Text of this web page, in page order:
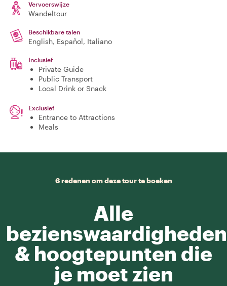
Vervoerswijze
Wandeltour
Beschikbare talen
English, Español, Italiano
Inclusief
Private Guide
Public Transport
Local Drink or Snack
Exclusief
Entrance to Attractions
Meals
6 redenen om deze tour te boeken
Alle
bezienswaardigheden
& hoogtepunten die
je moet zien